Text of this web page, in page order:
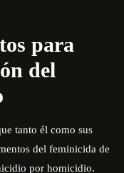
para
del
tanto él como sus
del feminicida de
por homicidio.